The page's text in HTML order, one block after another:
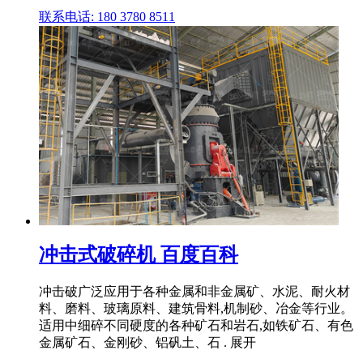
联系电话: 180 3780 8511
冲击式破碎机 百度百科
冲击破广泛应用于各种金属和非金属矿、水泥、耐火材
料、磨料、玻璃原料、建筑骨料,机制砂、冶金等行业。
适用中细碎不同硬度的各种矿石和岩石,如铁矿石、有色
金属矿石、金刚砂、铝矾土、石 . 展开